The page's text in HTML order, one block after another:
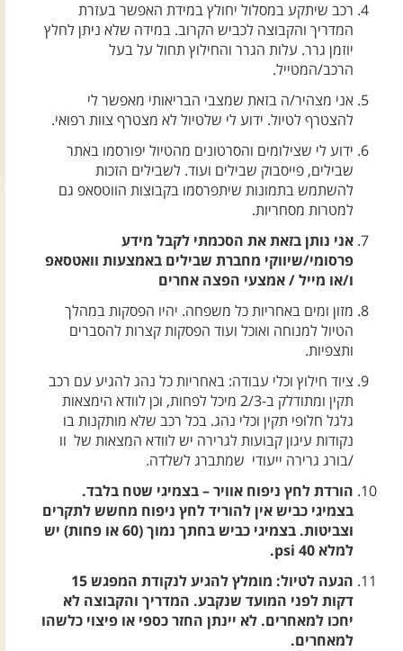
רכב שיתקע במסלול יחולץ במידת האפשר בעזרת
המדריך והקבוצה לכביש הקרוב. במידה שלא ניתן לחלץ
יוזמן גרר. עלות הגרר והחילוץ תחול על בעל
הרכב/המטייל.
אני מצהיר/ה בזאת שמצבי הבריאותי מאפשר לי
להצטרף לטיול. ידוע לי שלטיול לא מצטרף צוות רפואי.
ידוע לי שצילומים והסרטונים מהטיול יפורסמו באתר
שבילים, פייסבוק שבילים ועוד. לשבילים הזכות
להשתמש בתמונות שיתפרסמו בקבוצות הווטסאפ גם
למטרות מסחריות.
אני נותן בזאת את הסכמתי לקבל מידע
פרסומי/שיווקי מחברת שבילים באמצעות וואטסאפ
ו/או מייל / אמצעי הפצה אחרים
מזון ומים באחריות כל משפחה. יהיו הפסקות במהלך
הטיול למנוחה ואוכל ועוד הפסקות קצרות להסברים
ותצפיות.
ציוד חילוץ וכלי עבודה: באחריות כל נהג להגיע עם רכב
תקין ומתודלק ב-2/3 מיכל לפחות, וכן לוודא הימצאות
גלגל חלופי תקין וכלי נהג. בכל רכב שלא מותקנות בו
נקודות עיגון קבועות לגרירה יש לוודא המצאות של וו
/בורג גרירה ייעודי שמתברג לשלדה.
הורדת לחץ ניפוח אוויר – בצמיגי שטח בלבד.
בצמיגי כביש אין להוריד לחץ ניפוח מחשש לתקרים
וצביטות. בצמיגי כביש בחתך נמוך (60 או פחות) יש
למלא 40 psi.
הגעה לטיול: מומלץ להגיע לנקודת המפגש 15
דקות לפני המועד שנקבע. המדריך והקבוצה לא
יחכו למאחרים. לא יינתן החזר כספי או פיצוי כלשהו
למאחרים.